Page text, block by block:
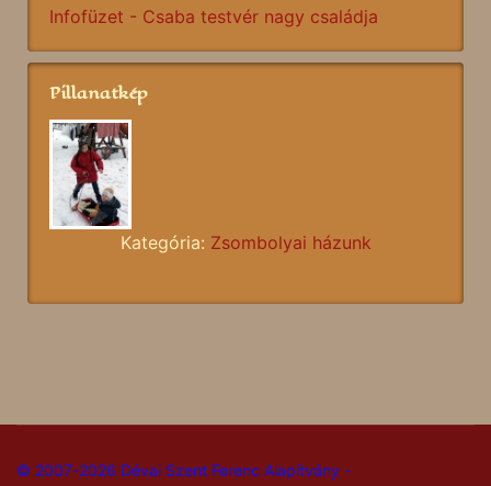
Infofüzet - Csaba testvér nagy családja
Pillanatkép
Kategória: Zsombolyai házunk
© 2007-2026 Dévai Szent Ferenc Alapítvány -